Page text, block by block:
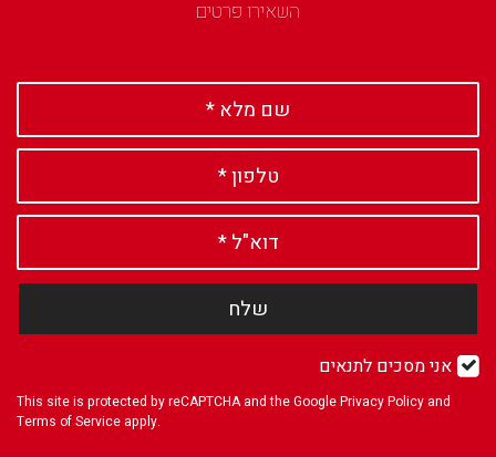
השאירו פרטים
שלח
אני מסכים לתנאים
This site is protected by reCAPTCHA and the GooglePrivacy Policy and
Terms of Service apply.